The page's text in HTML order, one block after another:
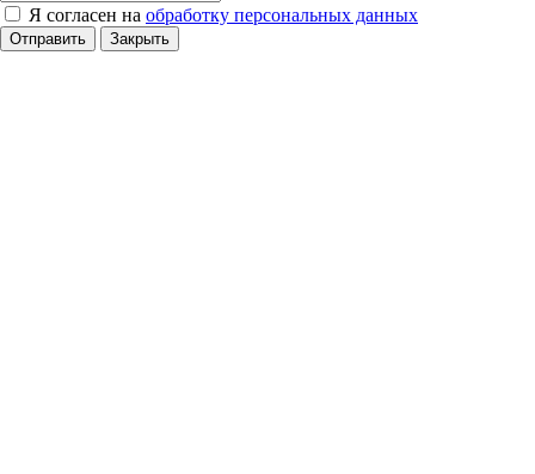
Я согласен на обработку персональных данных
Отправить Закрыть